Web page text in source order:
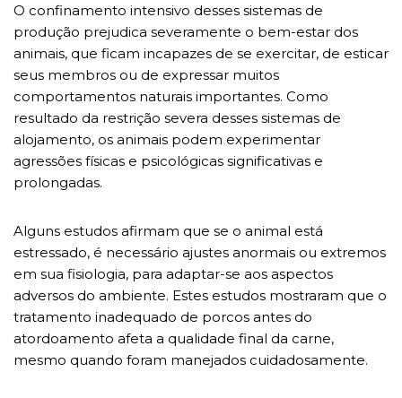
O confinamento intensivo desses sistemas de
produção prejudica severamente o bem-estar dos
animais, que ficam incapazes de se exercitar, de esticar
seus membros ou de expressar muitos
comportamentos naturais importantes. Como
resultado da restrição severa desses sistemas de
alojamento, os animais podem experimentar
agressões físicas e psicológicas significativas e
prolongadas.
Alguns estudos afirmam que se o animal está
estressado, é necessário ajustes anormais ou extremos
em sua fisiologia, para adaptar-se aos aspectos
adversos do ambiente. Estes estudos mostraram que o
tratamento inadequado de porcos antes do
atordoamento afeta a qualidade final da carne,
mesmo quando foram manejados cuidadosamente.